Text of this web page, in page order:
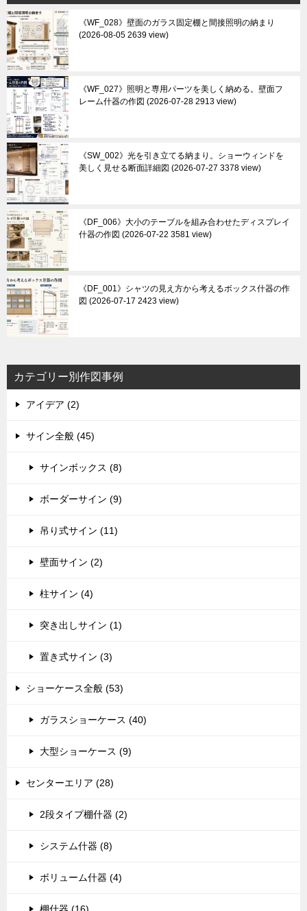
《WF_028》壁面のガラス固定棚と間接照明の納まり
2026-08-05 2639 view
《WF_027》照明と専用パーツを美しく納める。壁面フ
レーム什器の作図
2026-07-28 2913 view
《SW_002》光を引き立てる納まり。ショーウィンドを
美しく見せる断面詳細図
2026-07-27 3378 view
《DF_006》大小のテーブルを組み合わせたディスプレイ
什器の作図
2026-07-22 3581 view
《DF_001》シャツの見え方から考えるボックス什器の作
図
2026-07-17 2423 view
カテゴリー別作図事例
アイデア (2)
サイン全般 (45)
サインボックス (8)
ボーダーサイン (9)
吊り式サイン (11)
壁面サイン (2)
柱サイン (4)
突き出しサイン (1)
置き式サイン (3)
ショーケース全般 (53)
ガラスショーケース (40)
大型ショーケース (9)
センターエリア (28)
2段タイプ棚什器 (2)
システム什器 (8)
ボリューム什器 (4)